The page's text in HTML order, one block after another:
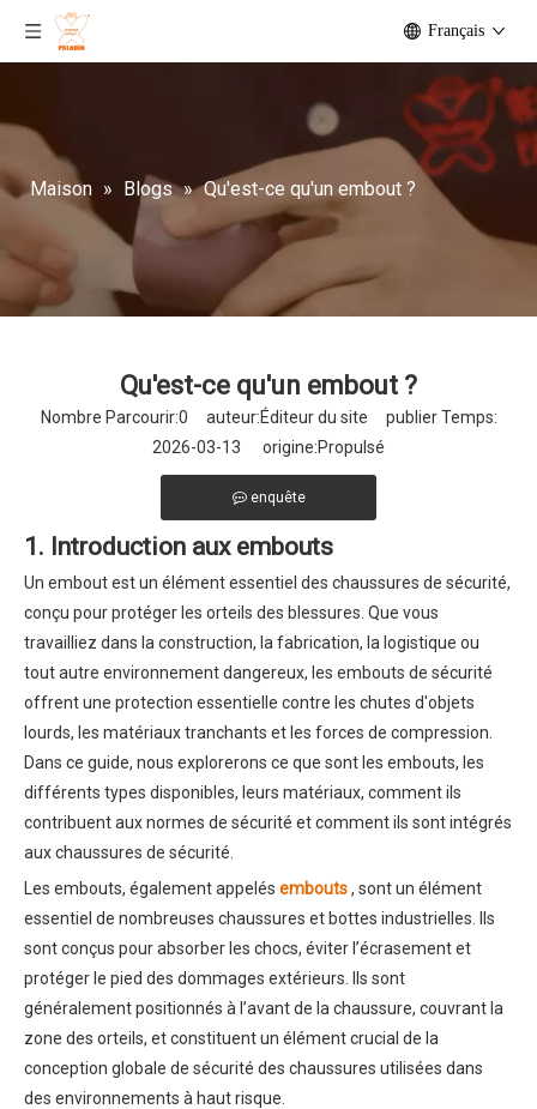
Français
Maison » Blogs » Qu'est-ce qu'un embout ?
Qu'est-ce qu'un embout ?
Nombre Parcourir:0 auteur:Éditeur du site publier Temps:
2026-03-13 origine:Propulsé
enquête
1. Introduction aux embouts
Un embout est un élément essentiel des chaussures de sécurité,
conçu pour protéger les orteils des blessures. Que vous
travailliez dans la construction, la fabrication, la logistique ou
tout autre environnement dangereux, les embouts de sécurité
offrent une protection essentielle contre les chutes d'objets
lourds, les matériaux tranchants et les forces de compression.
Dans ce guide, nous explorerons ce que sont les embouts, les
différents types disponibles, leurs matériaux, comment ils
contribuent aux normes de sécurité et comment ils sont intégrés
aux chaussures de sécurité.
Les embouts, également appelés embouts, sont un élément
essentiel de nombreuses chaussures et bottes industrielles. Ils
sont conçus pour absorber les chocs, éviter l’écrasement et
protéger le pied des dommages extérieurs. Ils sont
généralement positionnés à l’avant de la chaussure, couvrant la
zone des orteils, et constituent un élément crucial de la
conception globale de sécurité des chaussures utilisées dans
des environnements à haut risque.